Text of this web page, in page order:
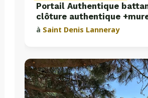
Portail Authentique
clôture authentique
à Saint Denis Lanneray